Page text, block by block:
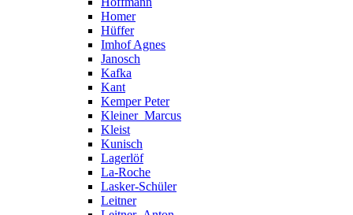
Homer
Hüffer
Imhof Agnes
Janosch
Kafka
Kant
Kemper Peter
Kleiner_Marcus
Kleist
Kunisch
Lagerlöf
La-Roche
Lasker-Schüler
Leitner